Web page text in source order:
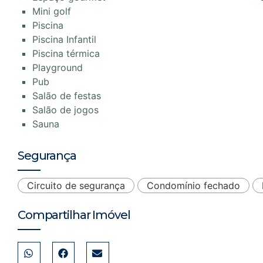
Mini golf
Piscina
Piscina Infantil
Piscina térmica
Playground
Pub
Salão de festas
Salão de jogos
Sauna
Segurança
Circuito de segurança Condomínio fechado
Compartilhar Imóvel